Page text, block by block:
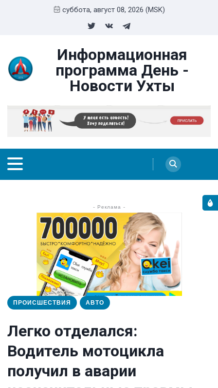
суббота, август 08, 2026 (MSK)
Информационная
программа День -
Новости Ухты
- Реклама -
ПРОИСШЕСТВИЯ АВТО
Легко отделался:
Водитель мотоцикла
получил в аварии